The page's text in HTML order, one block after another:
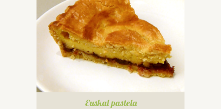
Euskal pastela